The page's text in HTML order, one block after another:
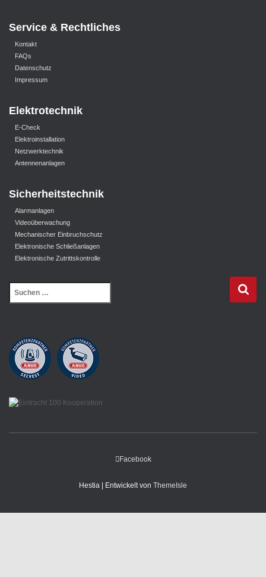
Service & Rechtliches
Kontakt
FAQs
Datenschutz
Impressum
Elektrotechnik
E-Check
Elektroinstallation
Netzwerktechnik
Antennenanlagen
Sicherheitstechnik
Alarmanlagen
Videoüberwachung
Mechanischer Einbruchschutz
Elektronische Schließanlagen
Elektronische Zutrittskontrolle
Facebook
Hestia | Entwickelt von ThemeIsle